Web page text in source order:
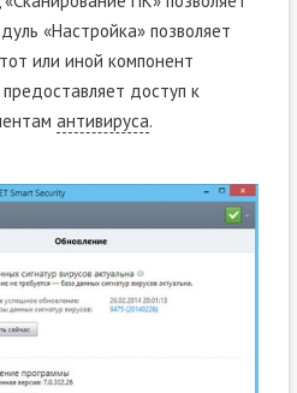
«Настройка» позволяет
или иной компонент
доступ к
антивируса.